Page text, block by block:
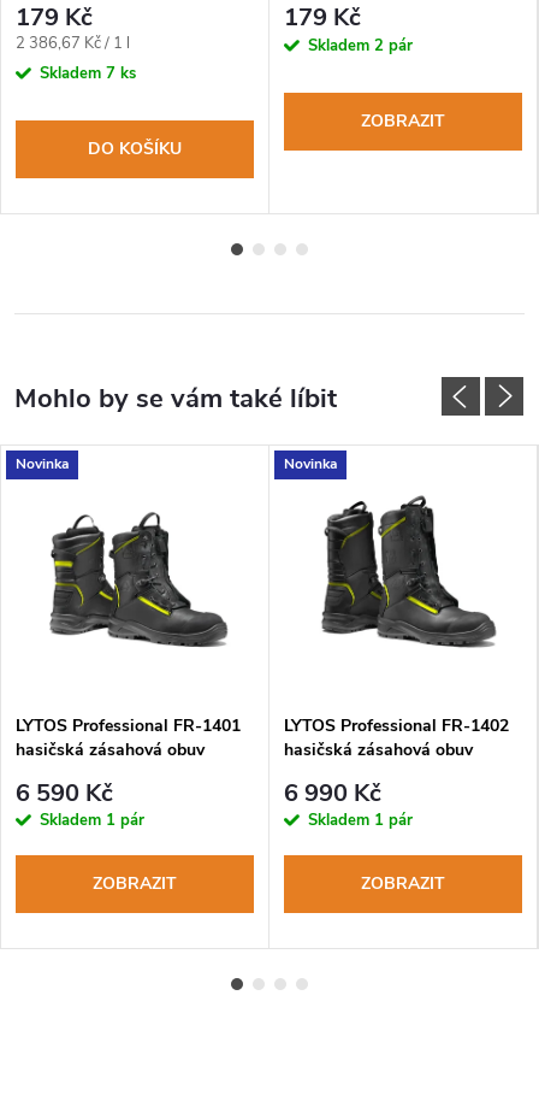
179 Kč
Měrná
cena:
2 386,67 Kč / 1 l
Skladem 7 ks
DO KOŠÍKU
179 Kč
Skladem 2 pár
ZOBRAZIT
Novinka
LYTOS Professional FR-1401
hasičská zásahová obuv
6 590 Kč
Skladem 1 pár
ZOBRAZIT
Novinka
LYTOS Professional FR-1402
hasičská zásahová obuv
6 990 Kč
Skladem 1 pár
ZOBRAZIT